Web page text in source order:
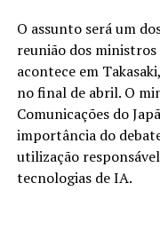
O assunto será um
reunião dos
acontece em
no final de abril. O
Comunicações do
importância do
utilização
tecnologias de IA.